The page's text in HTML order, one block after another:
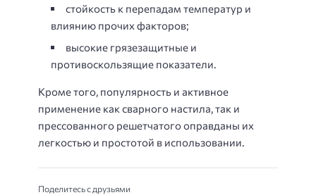
стойкость к перепадам температур и
влиянию прочих факторов;
высокие грязезащитные и
противоскользящие показатели.
Кроме того, популярность и активное
применение как сварного настила, так и
прессованного решетчатого оправданы их
легкостью и простотой в использовании.
Поделитесь с друзьями